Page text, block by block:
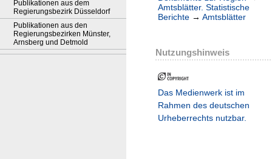
Publikationen aus dem
Regierungsbezirk Düsseldorf
Publikationen aus den
Regierungsbezirken Münster,
Arnsberg und Detmold
Amtsblätter. Statistische
Berichte → Amtsblätter
Nutzungshinweis
Das Medienwerk ist im
Rahmen des deutschen
Urheberrechts nutzbar.